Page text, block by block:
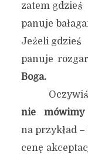
zatem gdzieś
panuje
Jeżeli gdzieś
panuje
Boga.
nie
na przykład –
cenę